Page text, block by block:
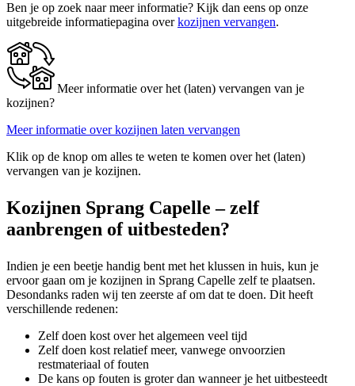
Ben je op zoek naar meer informatie? Kijk dan eens op onze
uitgebreide informatiepagina overkozijnen vervangen.
Meer informatie over het (laten) vervangen van je
kozijnen?
Meer informatie over kozijnen laten vervangen
Klik op de knop om alles te weten te komen over het (laten)
vervangen van je kozijnen.
Kozijnen Sprang Capelle – zelf
aanbrengen of uitbesteden?
Indien je een beetje handig bent met het klussen in huis, kun je
ervoor gaan om je kozijnen in Sprang Capelle zelf te plaatsen.
Desondanks raden wij ten zeerste af om dat te doen. Dit heeft
verschillende redenen:
Zelf doen kost over het algemeen veel tijd
Zelf doen kost relatief meer, vanwege onvoorzien
restmateriaal of fouten
De kans op fouten is groter dan wanneer je het uitbesteedt